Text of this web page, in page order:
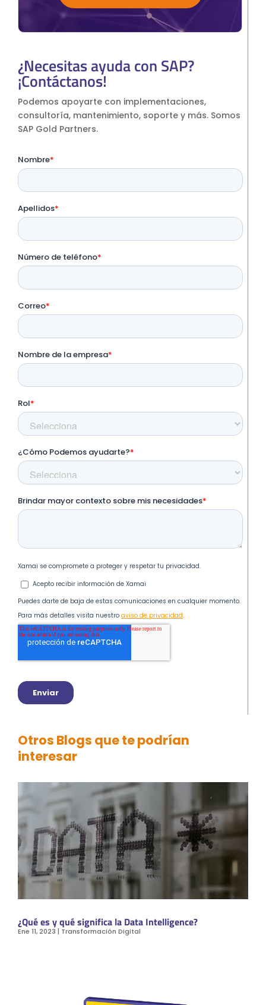
¿Necesitas ayuda con SAP?
¡Contáctanos!
Podemos apoyarte con implementaciones,
consultoría, mantenimiento, soporte y más. Somos
SAP Gold Partners.
Otros Blogs que te podrían
interesar
¿Qué es y qué significa la Data Intelligence?
Ene 11, 2023 | Transformación Digital